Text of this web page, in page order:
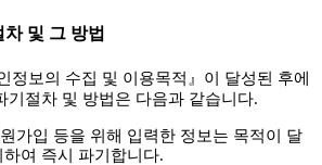
및 그 방법
정보의 수집 및 이용목적』이 달성된 후에
기절차 및 방법은 다음과 같습니다.
가입 등을 위해 입력한 정보는 목적이 달
여 즉시 파기합니다.